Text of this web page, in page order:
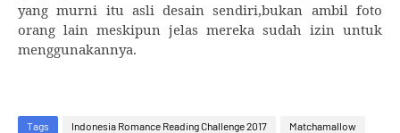
yang murni itu asli desain sendiri,bukan ambil foto
orang lain meskipun jelas mereka sudah izin untuk
menggunakannya.
Tags Indonesia Romance Reading Challenge 2017
Matchamallow